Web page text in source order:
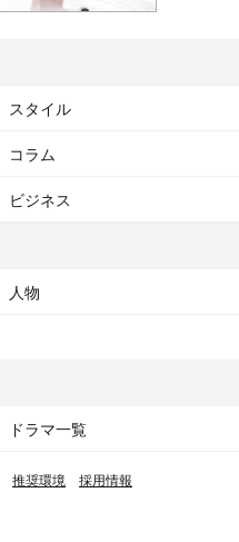
スタイル
コラム
ビジネス
人物
ドラマ一覧
推奨環境 採用情報